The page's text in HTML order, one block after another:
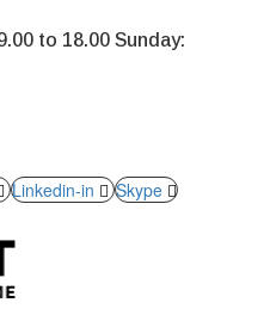
to 18.00 Sunday:
Linkedin-in Skype